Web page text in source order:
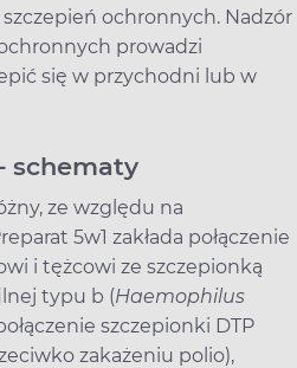
ochronnych. Nadzór
prowadzi
się w przychodni lub w
schematy
ze względu na
5w1 zakłada połączenie
i tężcowi ze szczepionką
typu b (Haemophilus
szczepionki DTP
zakażeniu polio),